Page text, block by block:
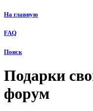
На главную
FAQ
Поиск
Подарки
форум